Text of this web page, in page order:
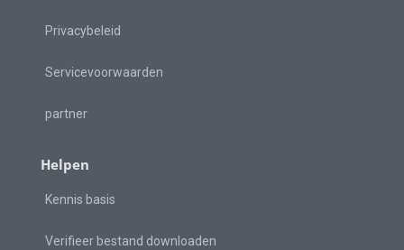
Privacybeleid
Servicevoorwaarden
partner
Helpen
Kennis basis
Verifieer bestand downloaden